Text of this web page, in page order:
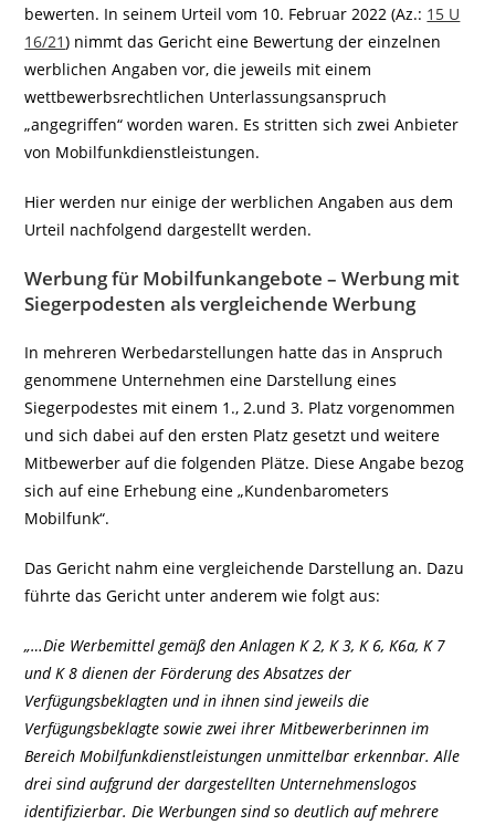
bewerten. In seinem Urteil vom 10. Februar 2022 (Az.: 15 U
16/21) nimmt das Gericht eine Bewertung der einzelnen
werblichen Angaben vor, die jeweils mit einem
wettbewerbsrechtlichen Unterlassungsanspruch
„angegriffen“ worden waren. Es stritten sich zwei Anbieter
von Mobilfunkdienstleistungen.
Hier werden nur einige der werblichen Angaben aus dem
Urteil nachfolgend dargestellt werden.
Werbung für Mobilfunkangebote –Werbung mit
Siegerpodesten als vergleichende Werbung
In mehreren Werbedarstellungen hatte das in Anspruch
genommene Unternehmen eine Darstellung eines
Siegerpodestes mit einem 1., 2.und 3. Platz vorgenommen
und sich dabei auf den ersten Platz gesetzt und weitere
Mitbewerber auf die folgenden Plätze. Diese Angabe bezog
sich auf eine Erhebung eine „Kundenbarometers
Mobilfunk“.
Das Gericht nahm eine vergleichende Darstellung an. Dazu
führte das Gericht unter anderem wie folgt aus:
„…Die Werbemittel gemäß den Anlagen K 2, K 3, K 6, K6a, K 7
und K 8 dienen der Förderung des Absatzes der
Verfügungsbeklagten und in ihnen sind jeweils die
Verfügungsbeklagte sowie zwei ihrer Mitbewerberinnen im
Bereich Mobilfunkdienstleistungen unmittelbar erkennbar. Alle
drei sind aufgrund der dargestellten Unternehmenslogos
identifizierbar. Die Werbungen sind so deutlich auf mehrere